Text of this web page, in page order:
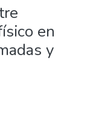
en
y